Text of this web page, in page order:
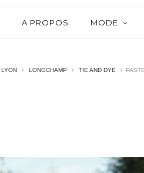
A PROPOS MODE
LONGCHAMP TIE AND DYE